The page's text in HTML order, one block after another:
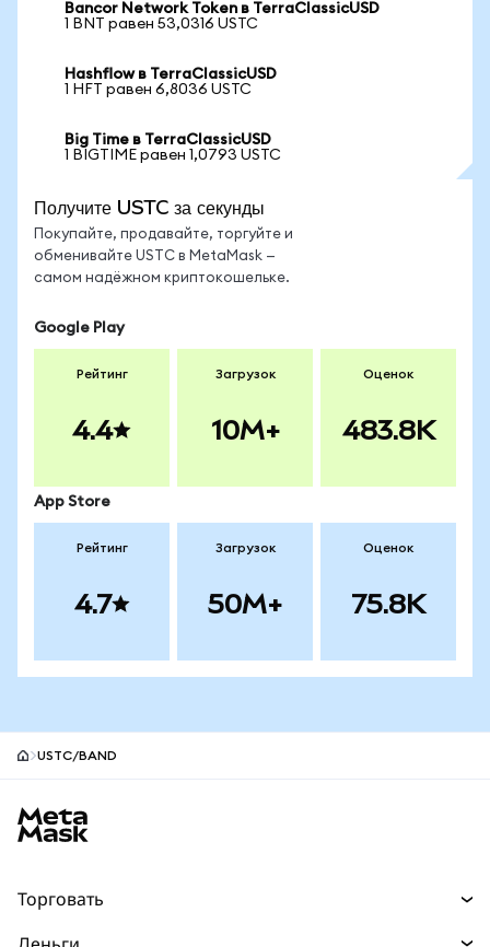
Bancor Network Token в TerraClassicUSD
1 BNT равен 53,0316 USTC
Hashflow в TerraClassicUSD
1 HFT равен 6,8036 USTC
Big Time в TerraClassicUSD
1 BIGTIME равен 1,0793 USTC
Получите USTC за секунды
Покупайте, продавайте, торгуйте и
обменивайте USTC в MetaMask —
самом надёжном криптокошельке.
Google Play
Рейтинг
4.4
Загрузок
10M+
Оценок
483.8K
App Store
Рейтинг
4.7
Загрузок
50M+
Оценок
75.8K
USTC/BAND
Торговать